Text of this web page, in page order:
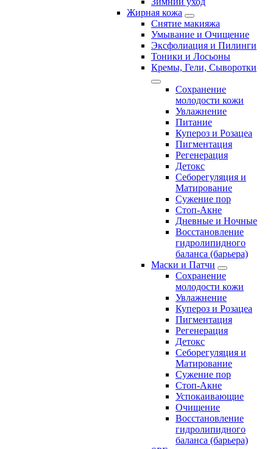
Жирная кожа
Снятие макияжа
Умывание и Очищение
Эксфолиация и Пилинги
Тоники и Лосьоны
Кремы, Гели, Сыворотки
Сохранение
молодости кожи
Увлажнение
Питание
Купероз и Розацеа
Пигментация
Регенерация
Детокс
Себорегуляция и
Матирование
Сужение пор
Стоп-Акне
Дневные и Ночные
Восстановление
гидролипидного
баланса (барьера)
Маски и Патчи
Сохранение
молодости кожи
Увлажнение
Купероз и Розацеа
Пигментация
Регенерация
Детокс
Себорегуляция и
Матирование
Сужение пор
Стоп-Акне
Успокаивающие
Очищение
Восстановление
гидролипидного
баланса (барьера)